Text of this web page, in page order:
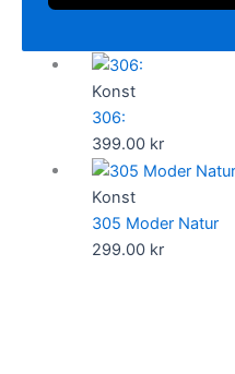
Konst
306:
399.00 kr
Konst
305 Moder Natur
299.00 kr